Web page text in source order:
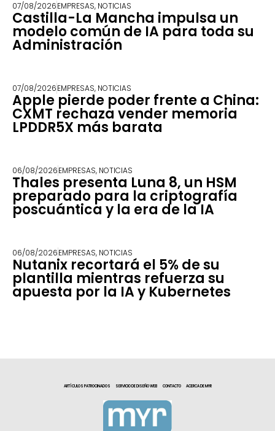
07/08/2026EMPRESAS, NOTICIAS
Castilla-La Mancha impulsa un
modelo común de IA para toda su
Administración
07/08/2026EMPRESAS, NOTICIAS
Apple pierde poder frente a China:
CXMT rechaza vender memoria
LPDDR5X más barata
06/08/2026EMPRESAS, NOTICIAS
Thales presenta Luna 8, un HSM
preparado para la criptografía
poscuántica y la era de la IA
06/08/2026EMPRESAS, NOTICIAS
Nutanix recortará el 5% de su
plantilla mientras refuerza su
apuesta por la IA y Kubernetes
ARTÍCULOS PATROCINADOS SERVICIO DE DISEÑO WEB CONTACTO ACERCA DE MYR